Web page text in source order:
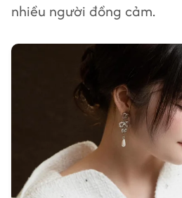
nhiều người đồng cảm.